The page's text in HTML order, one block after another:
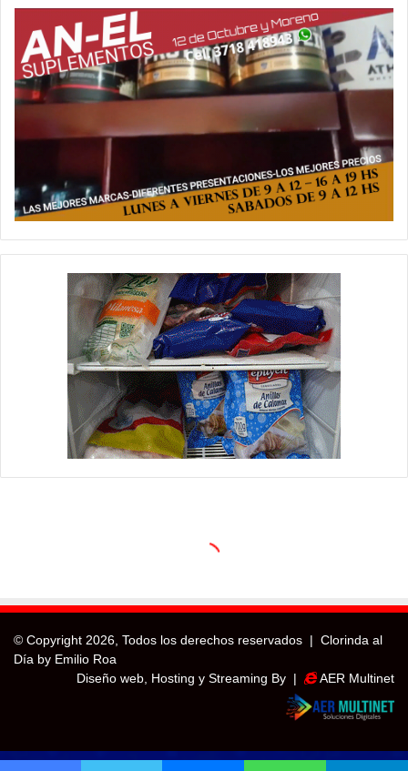
© Copyright 2026, Todos los derechos reservados | Clorinda al
Día by Emilio Roa
Diseño web, Hosting y Streaming By |
AER Multinet